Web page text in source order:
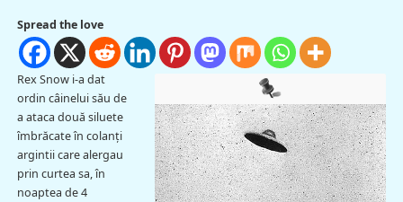
Spread the love
Rex Snow i-a dat
ordin câinelui său de
a ataca două siluete
îmbrăcate în colanţi
argintii care alergau
prin curtea sa, în
noaptea de 4